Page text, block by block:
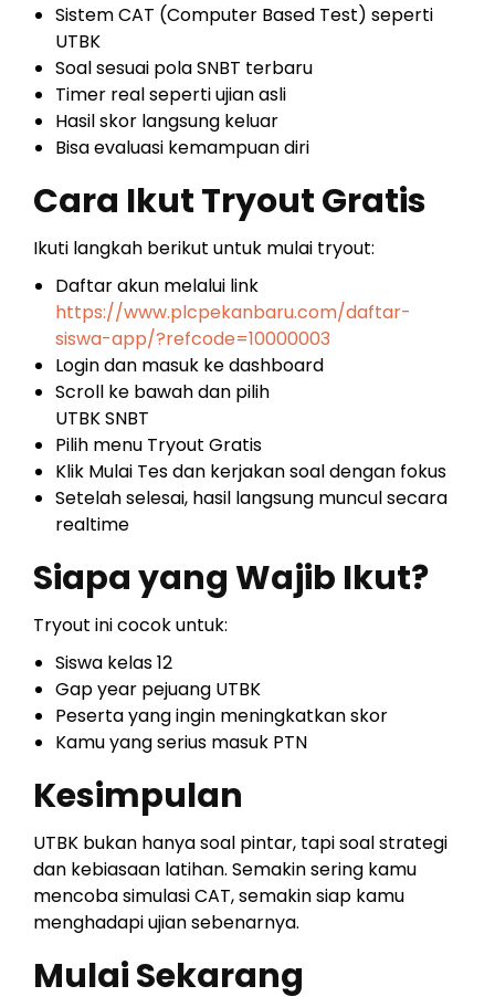
Sistem CAT (Computer Based Test) seperti
UTBK
Soal sesuai pola SNBT terbaru
Timer real seperti ujian asli
Hasil skor langsung keluar
Bisa evaluasi kemampuan diri
Cara Ikut Tryout Gratis
Ikuti langkah berikut untuk mulai tryout:
Daftar akun melalui link
https://www.plcpekanbaru.com/daftar-
siswa-app/?refcode=10000003
Login dan masuk ke dashboard
Scroll ke bawah dan pilih
UTBK SNBT
Pilih menu Tryout Gratis
Klik Mulai Tes dan kerjakan soal dengan fokus
Setelah selesai, hasil langsung muncul secara
realtime
Siapa yang Wajib Ikut?
Tryout ini cocok untuk:
Siswa kelas 12
Gap year pejuang UTBK
Peserta yang ingin meningkatkan skor
Kamu yang serius masuk PTN
Kesimpulan
UTBK bukan hanya soal pintar, tapi soal strategi
dan kebiasaan latihan. Semakin sering kamu
mencoba simulasi CAT, semakin siap kamu
menghadapi ujian sebenarnya.
Mulai Sekarang